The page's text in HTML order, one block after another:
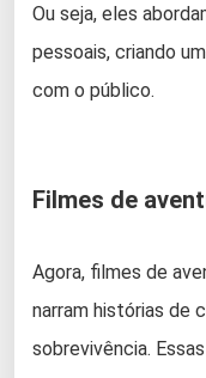
Ou seja, eles
pessoais, criando
com o público.
Filmes de
Agora, filmes de
narram histórias de
sobrevivência.